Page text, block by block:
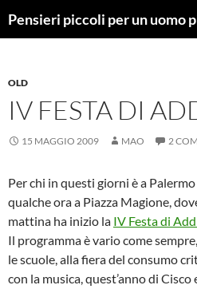
Pensieri piccoli per un uomo
OLD
IV FESTA DI
15 MAGGIO 2009 MAO 2
Per chi in questi giorni è a
qualche ora a Piazza Magione,
mattina ha inizio la IV Festa di
Il programma è vario come
le scuole, alla fiera del consumo
con la musica, quest’anno di